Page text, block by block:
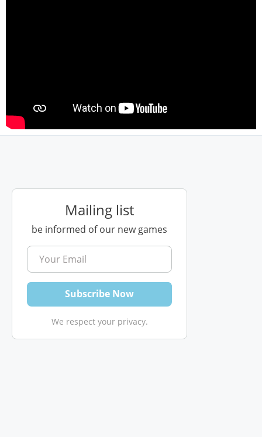
Mailing list
be informed of our new games
We respect your privacy.